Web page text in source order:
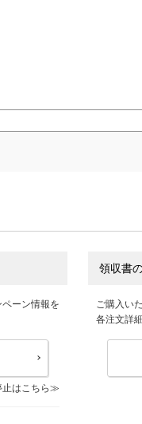
ーン情報を
はこちら
領収書
ご購入い
各注文詳